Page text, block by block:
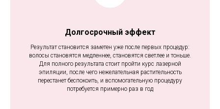
Долгосрочный эффект
Результат становится заметен уже после первых процедур:
волосы становятся медленнее, становятся светлее и тоньше.
Для полного результата стоит пройти курс лазерной
эпиляции, после чего нежелательная растительность
перестанет беспокоить, и вспомогательную процедуру
потребуется примерно раз в год